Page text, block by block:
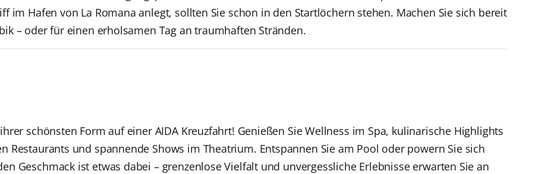
im Hafen von La Romana anlegt, sollten Sie schon in den Startlöchern stehen. Machen Sie sich bereit
– oder für einen erholsamen Tag an traumhaften Stränden.
schönsten Form auf einer AIDA Kreuzfahrt! Genießen Sie Wellness im Spa, kulinarische Highlights
Restaurants und spannende Shows im Theatrium. Entspannen Sie am Pool oder powern Sie sich
Geschmack ist etwas dabei – grenzenlose Vielfalt und unvergessliche Erlebnisse erwarten Sie an